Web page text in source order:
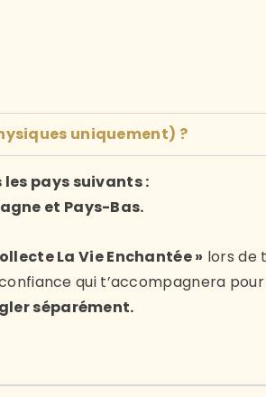
uniquement) ?
pays suivants :
et Pays-Bas.
La Vie Enchantée » lors de
qui t’accompagnera pour
séparément.